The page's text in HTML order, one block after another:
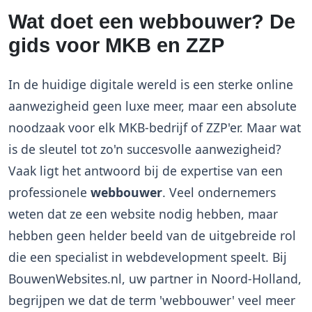
Wat doet een webbouwer? De
gids voor MKB en ZZP
In de huidige digitale wereld is een sterke online
aanwezigheid geen luxe meer, maar een absolute
noodzaak voor elk MKB-bedrijf of ZZP'er. Maar wat
is de sleutel tot zo'n succesvolle aanwezigheid?
Vaak ligt het antwoord bij de expertise van een
professionele webbouwer. Veel ondernemers
weten dat ze een website nodig hebben, maar
hebben geen helder beeld van de uitgebreide rol
die een specialist in webdevelopment speelt. Bij
BouwenWebsites.nl, uw partner in Noord-Holland,
begrijpen we dat de term 'webbouwer' veel meer